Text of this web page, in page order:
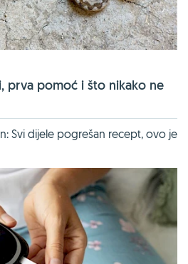
prva pomoć i što nikako ne
Svi dijele pogrešan recept, ovo je